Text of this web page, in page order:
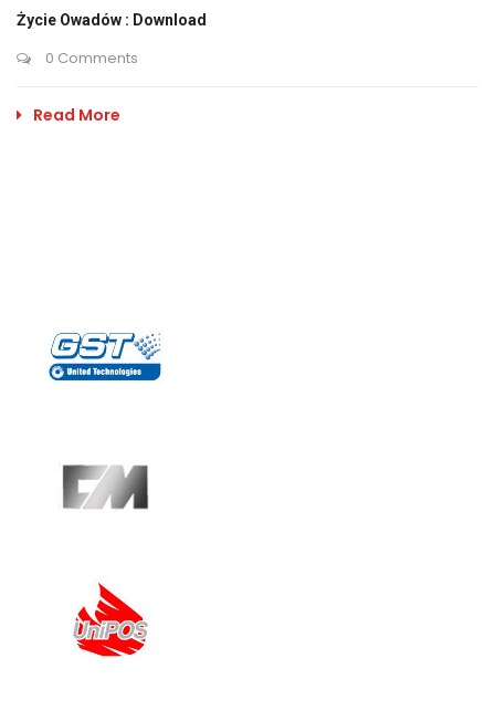
Życie Owadów : Download
0 Comments
Read More